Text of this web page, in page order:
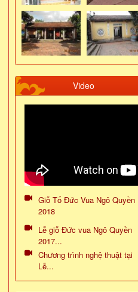
Video
Giỗ Tổ Đức Vua Ngô Quyền
2018
Lễ giỗ Đức vua Ngô Quyền
2017...
Chương trình nghệ thuật tại
Lễ...